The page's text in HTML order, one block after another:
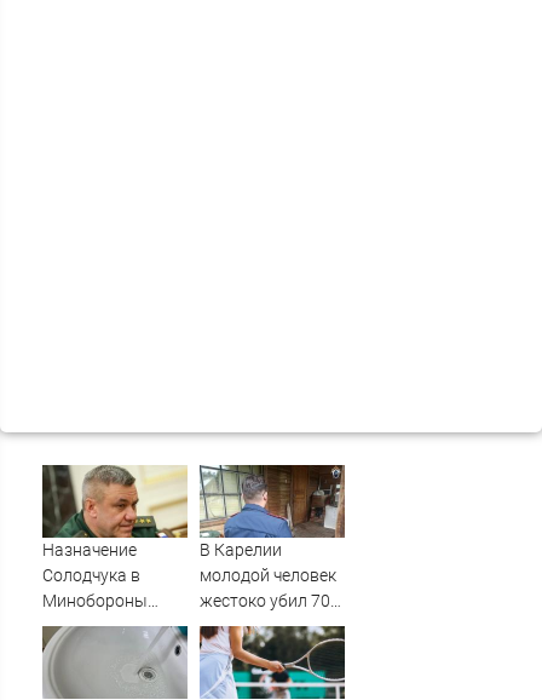
Назначение
Солодчука в
Минобороны
костромичи
встретили с
гордостью
В Карелии
молодой человек
жестоко убил 70-
летнего соседа